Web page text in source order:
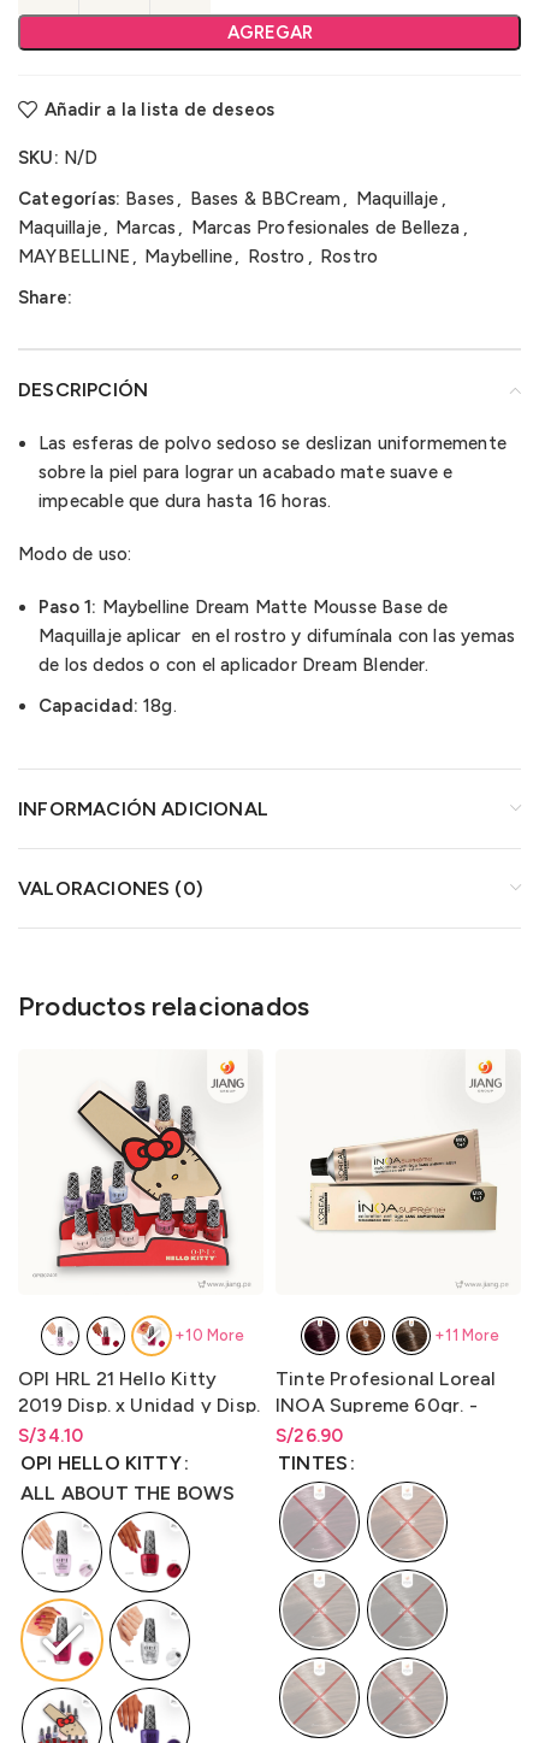
AGREGAR
Añadir a la lista de deseos
SKU: N/D
Categorías: Bases , Bases & BBCream, Maquillaje ,
Maquillaje, Marcas , Marcas Profesionales de Belleza ,
MAYBELLINE , Maybelline, Rostro , Rostro
Share:
DESCRIPCIÓN
Las esferas de polvo sedoso se deslizan uniformemente
sobre la piel para lograr un acabado mate suave e
impecable que dura hasta 16 horas.
Modo de uso:
Paso 1: Maybelline Dream Matte Mousse Base de
Maquillaje aplicar en el rostro y difumínala con las yemas
de los dedos o con el aplicador Dream Blender.
Capacidad:18g.
INFORMACIÓN ADICIONAL
VALORACIONES (0)
Productos relacionados
OPI HRL 21 Hello Kitty
2019 Disp. x Unidad y Disp.
x kit 12 unidades Lqr. 15 ml
S/34.10
OPI HELLO KITTY
ALL ABOUT THE BOWS
+10 More
Tinte Profesional Loreal
INOA Supreme 60gr. -
LO3000N3
S/26.90
Rango de precios: desde
S/26.90hasta
TINTES
+11 More